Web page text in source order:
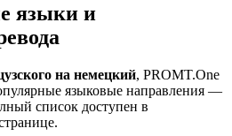
языки и
на немецкий, PROMT.One
языковые направления —
список доступен в